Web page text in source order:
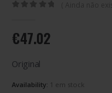
€47.02
Original
Availability: 1 em stock